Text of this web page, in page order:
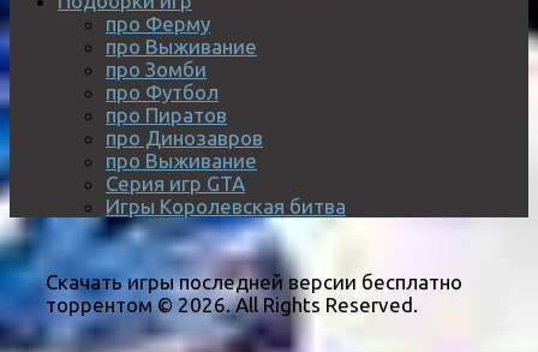
про Ферму
про Выживание
про Зомби
про Футбол
про Пиратов
про Динозавров
про Выживание
Серия игр GTA
Игры Королевская битва
Скачать игры последней версии бесплатно
торрентом © 2026. All Rights Reserved.